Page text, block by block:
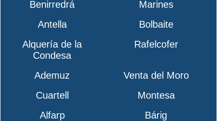
Benirredrá
Marines
Antella
Bolbaite
Alquería de la
Condesa
Rafelcofer
Ademuz
Venta del Moro
Cuartell
Montesa
Alfarp
Bárig